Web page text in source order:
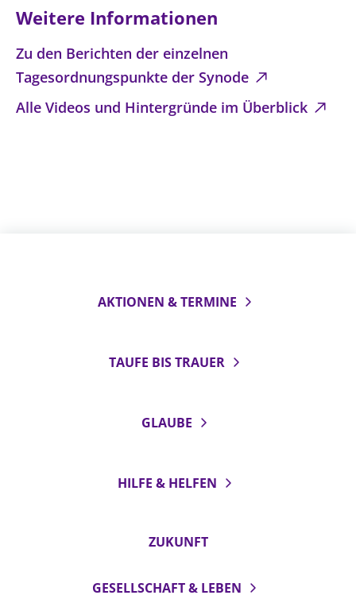
Weitere Informationen
Zu den Berichten der einzelnen
Tagesordnungspunkte der Synode
Alle Videos und Hintergründe im Überblick
AKTIONEN & TERMINE
TAUFE BIS TRAUER
GLAUBE
HILFE & HELFEN
ZUKUNFT
GESELLSCHAFT & LEBEN